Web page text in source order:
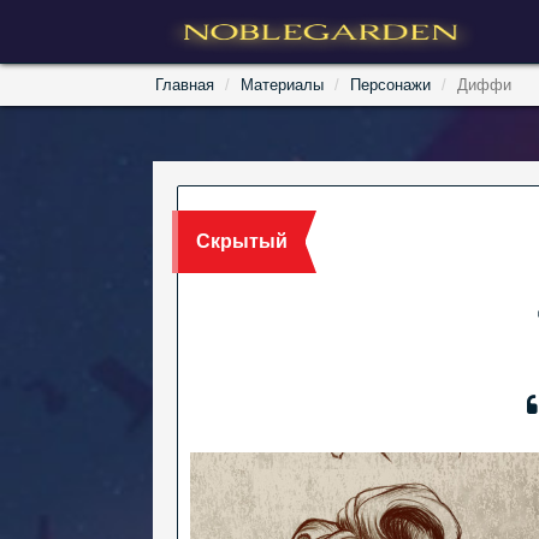
Главная Материалы Персонажи Диффи
Скрытый